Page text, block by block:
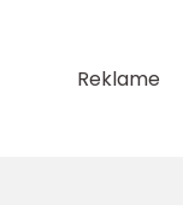
Reklame